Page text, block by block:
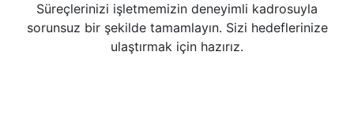
Süreçlerinizi işletmemizin deneyimli kadrosuyla
sorunsuz bir şekilde tamamlayın. Sizi hedeflerinize
ulaştırmak için hazırız.